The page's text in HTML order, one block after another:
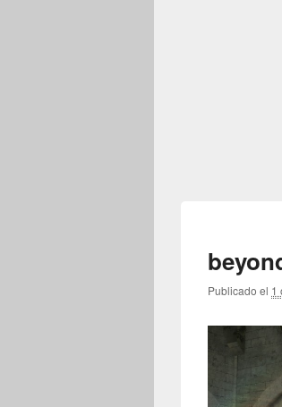
Publicado el 1